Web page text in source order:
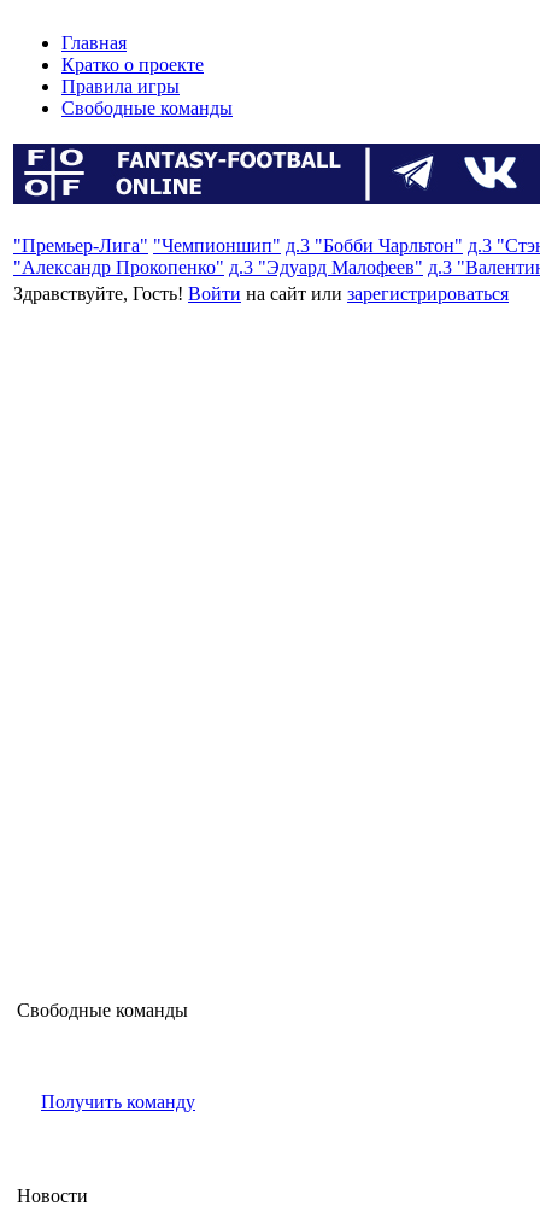
Главная
Кратко о проекте
Правила игры
Свободные команды
"Премьер-Лига" "Чемпионшип" д.3 "Бобби Чарльтон" д.3
"Александр Прокопенко" д.3 "Эдуард Малофеев" д.3
Здравствуйте, Гость! Войти на сайт или зарегистрироваться
Свободные команды
Получить команду
Новости